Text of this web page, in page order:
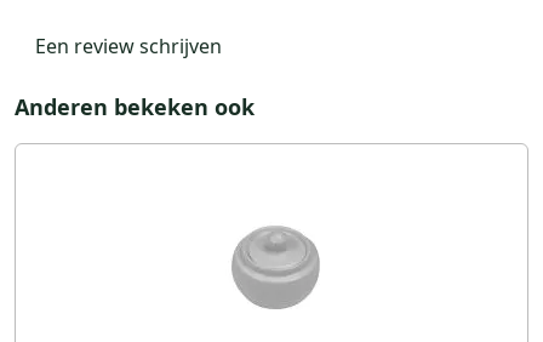
Een review schrijven
Anderen bekeken ook